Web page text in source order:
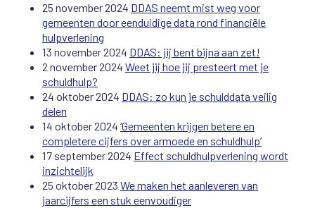
25 november 2024 DDAS neemt mist weg voor
gemeenten door eenduidige data rond financiële
hulpverlening
13 november 2024 DDAS: jij bent bijna aan zet!
2 november 2024 Weet jij hoe jij presteert met je
schuldhulp?
24 oktober 2024 DDAS: zo kun je schulddata veilig
delen
14 oktober 2024 ‘Gemeenten krijgen betere en
completere cijfers over armoede en schuldhulp’
17 september 2024 Effect schuldhulpverlening wordt
inzichtelijk
25 oktober 2023 We maken het aanleveren van
jaarcijfers een stuk eenvoudiger